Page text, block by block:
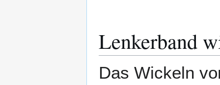
Lenkerband
Das Wickeln